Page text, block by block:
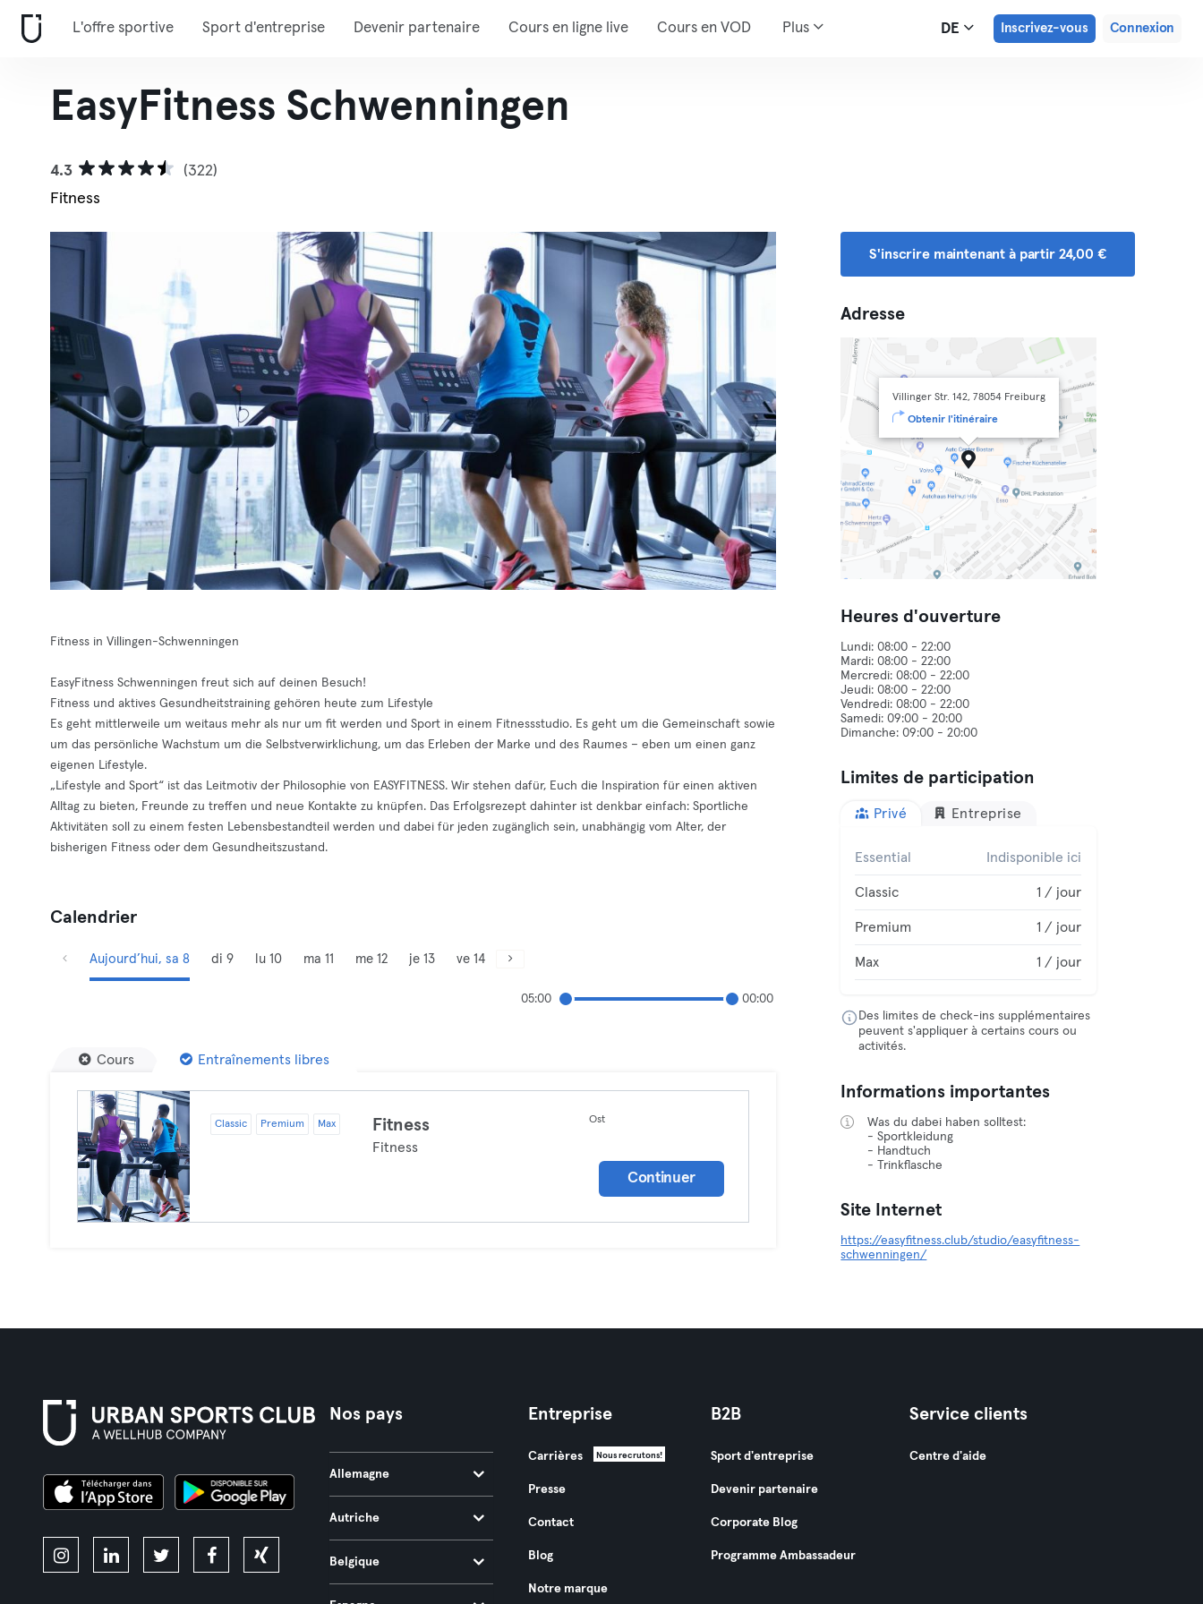
L'offre sportive Sport d'entreprise Devenir partenaire Cours en ligne live Cours en VOD Plus DE Inscrivez-vous Connexion
EasyFitness Schwenningen
4.3
(322)
Fitness
Fitness in Villingen-Schwenningen
EasyFitness Schwenningen freut sich auf deinen Besuch!
Fitness und aktives Gesundheitstraining gehören heute zum Lifestyle
Es geht mittlerweile um weitaus mehr als nur um fit werden und Sport in einem Fitnessstudio. Es geht um die Gemeinschaft sowie
um das persönliche Wachstum um die Selbstverwirklichung, um das Erleben der Marke und des Raumes – eben um einen ganz
eigenen Lifestyle.
„Lifestyle and Sport“ ist das Leitmotiv der Philosophie von EASYFITNESS. Wir stehen dafür, Euch die Inspiration für einen aktiven
Alltag zu bieten, Freunde zu treffen und neue Kontakte zu knüpfen. Das Erfolgsrezept dahinter ist denkbar einfach: Sportliche
Aktivitäten soll zu einem festen Lebensbestandteil werden und dabei für jeden zugänglich sein, unabhängig vom Alter, der
bisherigen Fitness oder dem Gesundheitszustand.
Calendrier
Aujourd’hui, sa 8 di 9 lu 10 ma 11 me 12 je 13 ve 14
05:00 00:00
Cours Entraînements libres
Classic Premium Max Fitness
Fitness
Ost
Continuer
S'inscrire maintenant à partir 24,00 €
Adresse
Villinger Str. 142, 78054 Freiburg
Obtenir l'itinéraire
Heures d'ouverture
Lundi: 08:00 - 22:00
Mardi: 08:00 - 22:00
Mercredi: 08:00 - 22:00
Jeudi: 08:00 - 22:00
Vendredi: 08:00 - 22:00
Samedi: 09:00 - 20:00
Limites de participation
Privé Entreprise
Essential Indisponible ici
Classic 1 / jour
Premium 1 / jour
Max 1 / jour
Des limites de check-ins supplémentaires
peuvent s'appliquer à certains cours ou
activités.
Informations importantes
Was du dabei haben solltest:
- Sportkleidung
- Handtuch
- Trinkflasche
Site Internet
https://easyfitness.club/studio/easyfitness-
schwenningen/
Nos pays
Allemagne
Autriche
Belgique
Entreprise
Carrières Nous recrutons!
Presse
Contact
Blog
Notre marque
B2B
Sport d'entreprise
Devenir partenaire
Corporate Blog
Programme Ambassadeur
Service clients
Centre d'aide